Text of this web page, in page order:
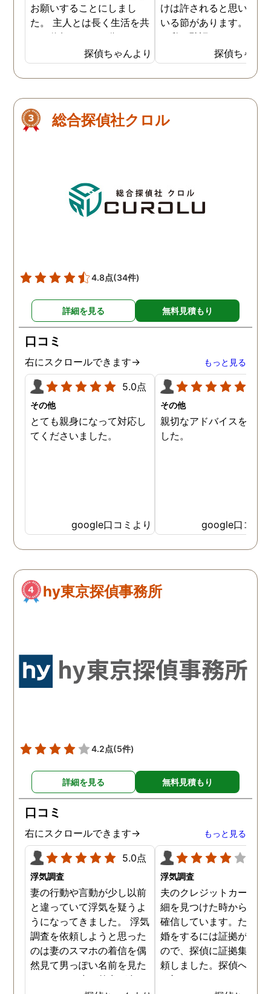
お願いすることにしまし
た。 主人とは長く生活を共
にし信頼していた分、とて
も悔しい結果となってしま
い残念です。 子ども達の
為、私自身の為にも結果を
決断しました。 私一人では
解決できなかったので、協
探偵ちゃんより
けは許されると思い込ん
いる節があります。もち
ん私が黙認しているだけ
で、良しとしているわけ
はありません。しかし最
では私にも知恵がつき、
した。定期的に探偵にも
頼をしており、これで夫
夫を黙らせるには最も有
的な方法だと信じていま
探偵ちゃん
総合探偵社クロル
4.8点(34件)
詳細を見る 無料見積もり
口コミ
右にスクロールできます→ もっと見る
5.0点
その他
とても親身になって対応し
てくださいました。
google口コミより
その他
親切なアドバイスを頂き
した。
google口コミ
hy東京探偵事務所
4.2点(5件)
詳細を見る 無料見積もり
口コミ
右にスクロールできます→ もっと見る
5.0点
浮気調査
妻の行動や言動が少し以前
と違っていて浮気を疑うよ
うになってきました。 浮気
調査を依頼しようと思った
のは妻のスマホの着信を偶
然見て男っぽい名前を見た
からです。少し外出が多く
浮気調査
夫のクレジットカードの
細を見つけた時から不倫
確信しています。ただ、
婚をするには証拠が乏し
ので、探偵に証拠集めを
頼しました。探偵への依
は初めてではないので無